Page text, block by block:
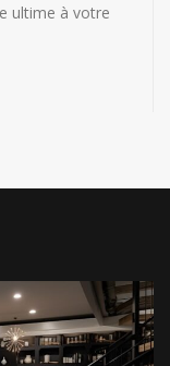
ultime à votre